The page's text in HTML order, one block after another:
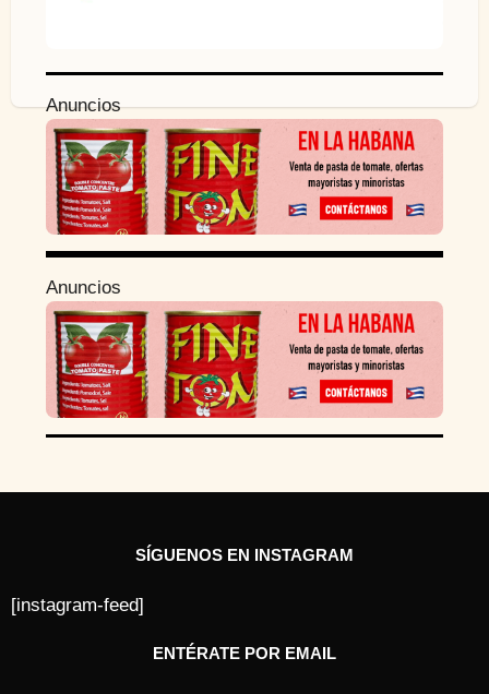
Anuncios
Anuncios
SÍGUENOS EN INSTAGRAM
[instagram-feed]
ENTÉRATE POR EMAIL